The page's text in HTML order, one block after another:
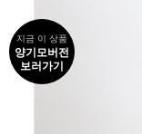
지금 이 상품
양기모버전
보러가기